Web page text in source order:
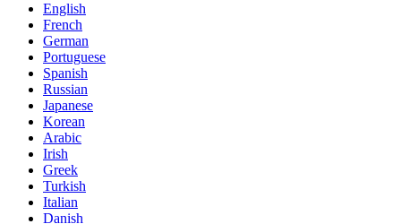
English
French
German
Portuguese
Spanish
Russian
Japanese
Korean
Arabic
Irish
Greek
Turkish
Italian
Danish